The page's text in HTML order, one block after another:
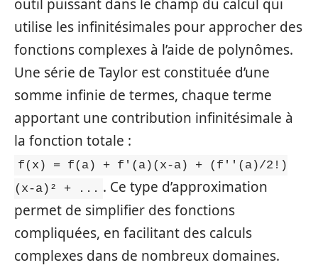
outil puissant dans le champ du calcul qui
utilise les infinitésimales pour approcher des
fonctions complexes à l’aide de polynômes.
Une série de Taylor est constituée d’une
somme infinie de termes, chaque terme
apportant une contribution infinitésimale à
la fonction totale :
f(x) = f(a) + f'(a)(x-a) + (f''(a)/2!)
(x-a)² + ... . Ce type d’approximation
permet de simplifier des fonctions
compliquées, en facilitant des calculs
complexes dans de nombreux domaines.